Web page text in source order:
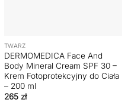
TWARZ
DERMOMEDICA Face And
Body Mineral Cream SPF 30 –
Krem Fotoprotekcyjny do Ciała
– 200 ml
265 zł